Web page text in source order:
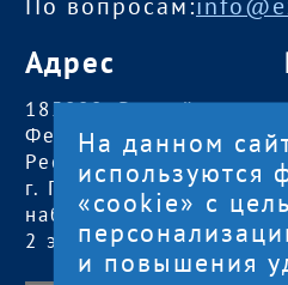
Адрес
185000, Российская
Федерация,
Республика Карелия
г. Петрозаводск,
наб. Гюллинга, 11 /
2 этаж, офис 2
На данном
используются
«cookie» с
и повышения